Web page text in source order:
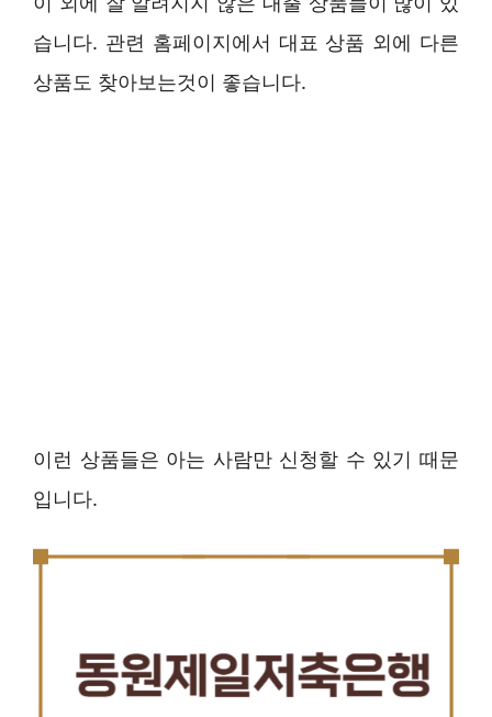
습니다. 관련 홈페이지에서 대표 상품 외에 다른
상품도 찾아보는것이 좋습니다.
이런 상품들은 아는 사람만 신청할 수 있기 때문
입니다.